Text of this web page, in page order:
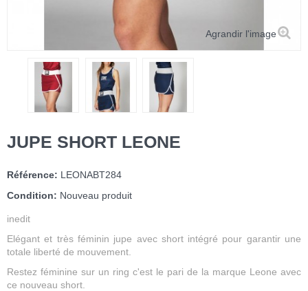
Agrandir l'image
JUPE SHORT LEONE
Référence: LEONABT284
Condition: Nouveau produit
inedit
Elégant et très féminin jupe avec short intégré pour garantir une
totale liberté de mouvement.
Restez féminine sur un ring c'est le pari de la marque Leone avec
ce nouveau short.